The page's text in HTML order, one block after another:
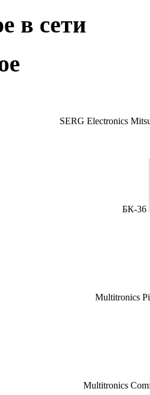
в сети
SERG Electronics
БК-36
Multitronics
Multitronics